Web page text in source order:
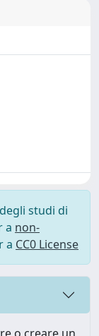
studi di
a non-
a CC0 License